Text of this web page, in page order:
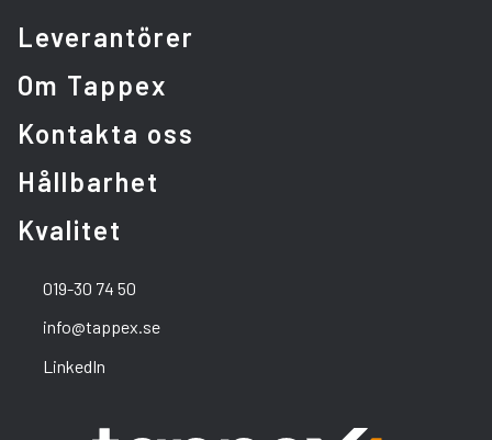
Leverantörer
Om Tappex
Kontakta oss
Hållbarhet
Kvalitet
019-30 74 50
info@tappex.se
LinkedIn